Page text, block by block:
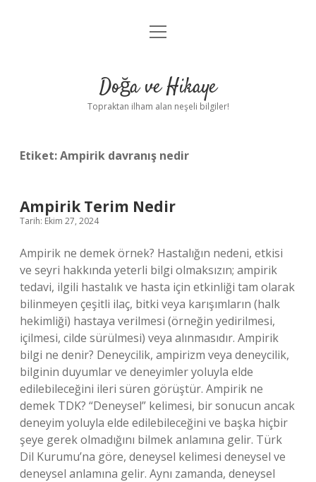
Anasayfa
Yasal Uyarı
menüyü
Doğa ve Hikaye
Topraktan ilham alan neşeli bilgiler!
Etiket:Ampirik davranış nedir
Ampirik Terim Nedir
Tarih: Ekim 27, 2024
Ampirik ne demek örnek? Hastalığın nedeni, etkisi
ve seyri hakkında yeterli bilgi olmaksızın; ampirik
tedavi, ilgili hastalık ve hasta için etkinliği tam olarak
bilinmeyen çeşitli ilaç, bitki veya karışımların (halk
hekimliği) hastaya verilmesi (örneğin yedirilmesi,
içilmesi, cilde sürülmesi) veya alınmasıdır. Ampirik
bilgi ne denir? Deneycilik, ampirizm veya deneycilik,
bilginin duyumlar ve deneyimler yoluyla elde
edilebileceğini ileri süren görüştür. Ampirik ne
demek TDK? “Deneysel” kelimesi, bir sonucun ancak
deneyim yoluyla elde edilebileceğini ve başka hiçbir
şeye gerek olmadığını bilmek anlamına gelir. Türk
Dil Kurumu’na göre, deneysel kelimesi deneysel ve
deneysel anlamına gelir. Aynı zamanda, deneysel